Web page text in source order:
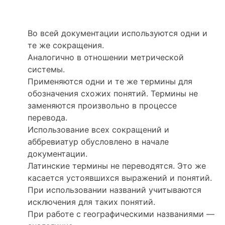
Во всей документации используются одни и
те же сокращения.
Аналогично в отношении метрической
системы.
Применяются одни и те же термины для
обозначения схожих понятий. Термины не
заменяются произвольно в процессе
перевода.
Использование всех сокращений и
аббревиатур обусловлено в начале
документации.
Латинские термины не переводятся. Это же
касается устоявшихся выражений и понятий.
При использовании названий учитываются
исключения для таких понятий.
При работе с географическими названиями —